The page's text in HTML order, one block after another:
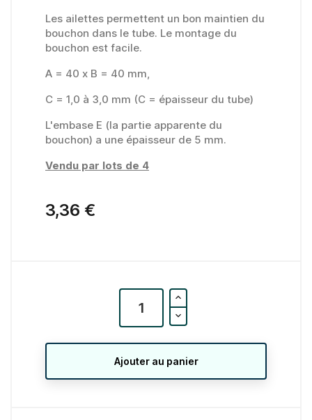
Les ailettes permettent un bon maintien du
bouchon dans le tube. Le montage du
bouchon est facile.
A = 40 x B = 40 mm,
C = 1,0 à 3,0 mm (C = épaisseur du tube)
L'embase E (la partie apparente du
bouchon) a une épaisseur de 5 mm.
Vendu par lots de 4
3,36 €
Ajouter au panier